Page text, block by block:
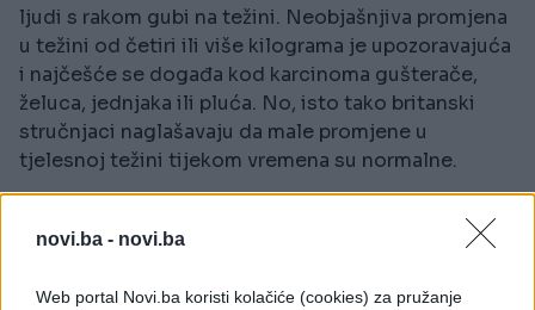
novi.ba - novi.ba
Web portal Novi.ba koristi kolačiće (cookies) za pružanje
ljudi s rakom gubi na težini. Neobjašnjiva promjena
u težini od četiri ili više kilograma je upozoravajuća
i najčešće se događa kod karcinoma gušterače,
želuca, jednjaka ili pluća. No, isto tako britanski
stručnjaci naglašavaju da male promjene u
tjelesnoj težini tijekom vremena su normalne.